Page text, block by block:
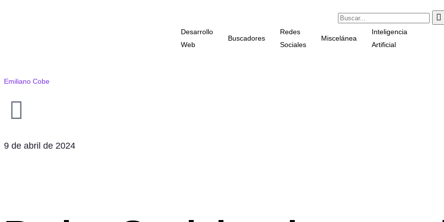
Desarrollo
Web
Buscadores
Redes
Sociales
Miscelánea
Inteligencia
Artificial
Emiliano Cobe
9 de abril de 2024